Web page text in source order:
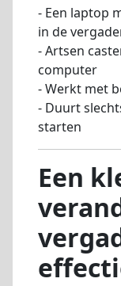
- Een laptop
in de
- Artsen
computer
- Werkt met
- Duurt
starten
Een